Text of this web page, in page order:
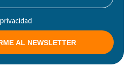
AL NEWSLETTER